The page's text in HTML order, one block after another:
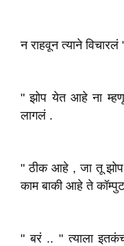
न राहवून त्याने
" झोप येत आहे ना
लागलं .
" ठीक आहे , जा तू
काम बाकी आहे ते
" बरं .. " त्याला